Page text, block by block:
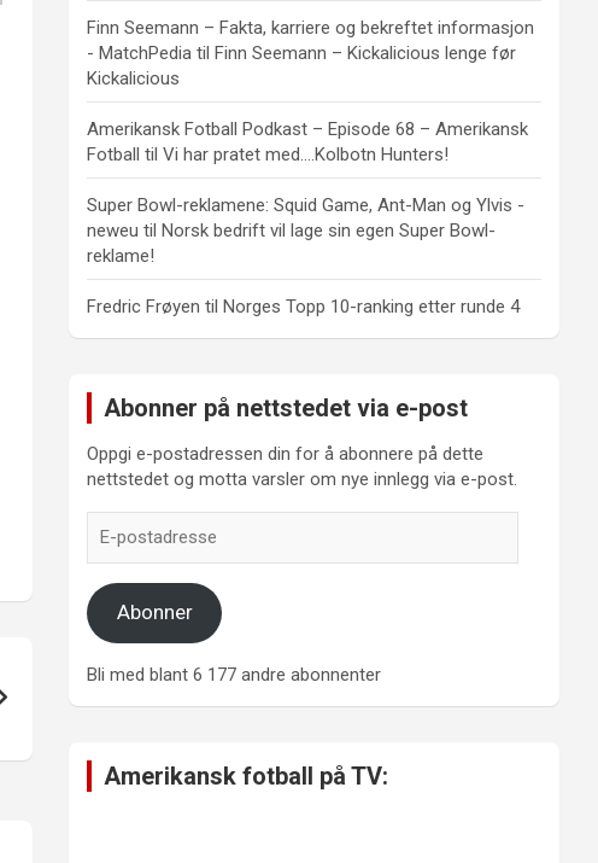
Finn Seemann – Fakta, karriere og bekreftet informasjon
- MatchPedia tilFinn Seemann – Kickalicious lenge før
Kickalicious
Amerikansk Fotball Podkast – Episode 68 – Amerikansk
Fotball tilVi har pratet med….Kolbotn Hunters!
Super Bowl-reklamene: Squid Game, Ant-Man og Ylvis -
neweu tilNorsk bedrift vil lage sin egen Super Bowl-
reklame!
Fredric Frøyen tilNorges Topp 10-ranking etter runde 4
Abonner på nettstedet via e-post
Oppgi e-postadressen din for å abonnere på dette
nettstedet og motta varsler om nye innlegg via e-post.
postadresse
Abonner
Bli med blant 6 177 andre abonnenter
Amerikansk fotball på TV: